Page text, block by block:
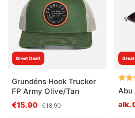
Great Deal!
Grundéns Hook Trucker
FP Army Olive/Tan
€15.90 €18.90
Abu